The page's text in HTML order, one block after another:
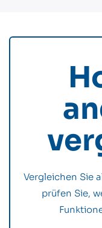
Vergleichen Sie
prüfen Sie,